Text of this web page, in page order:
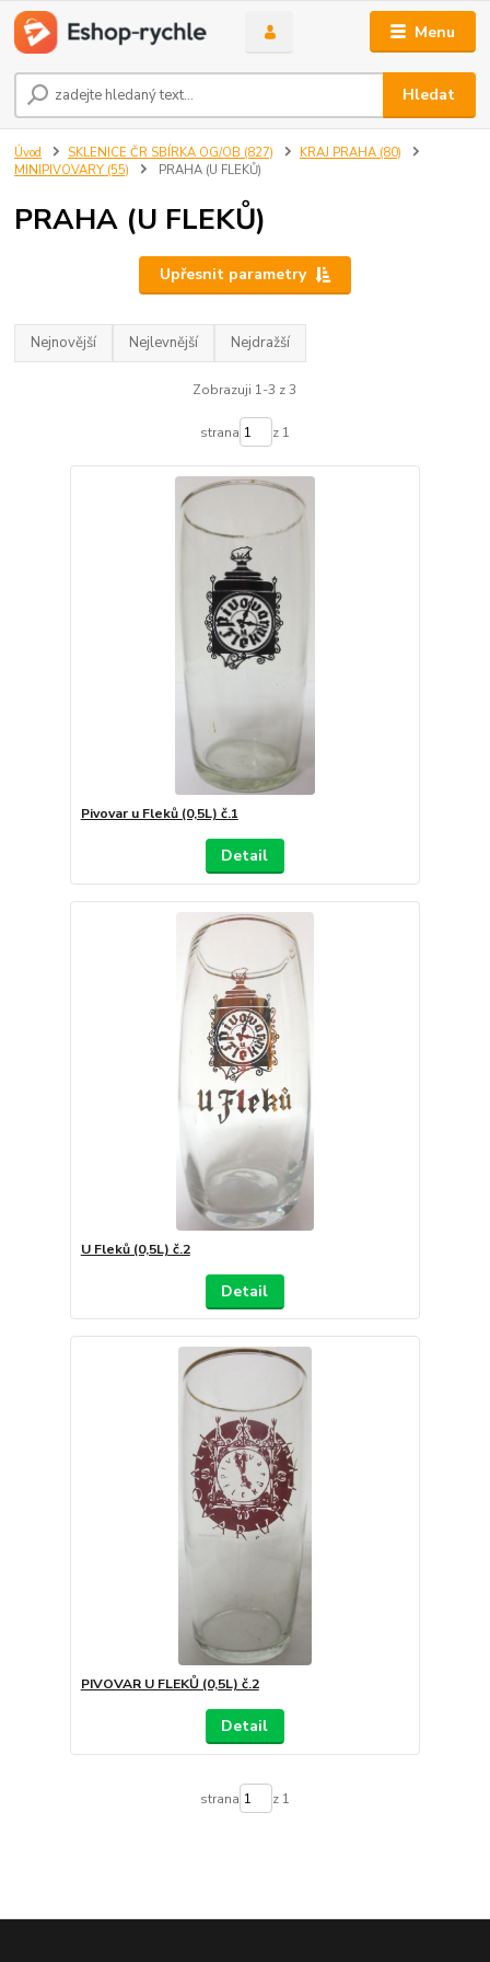
Menu
Hledat
Úvod SKLENICE ČR SBÍRKA OG/OB (827)
KRAJ PRAHA (80)
MINIPIVOVARY (55)
PRAHA (U FLEKŮ)
PRAHA (U FLEKŮ)
Upřesnit parametry
Nejnovější Nejlevnější Nejdražší
Zobrazuji 1-3 z 3
strana z 1
Pivovar u Fleků (0,5L) č.1
Detail
U Fleků (0,5L) č.2
Detail
PIVOVAR U FLEKŮ (0,5L) č.2
Detail
strana z 1